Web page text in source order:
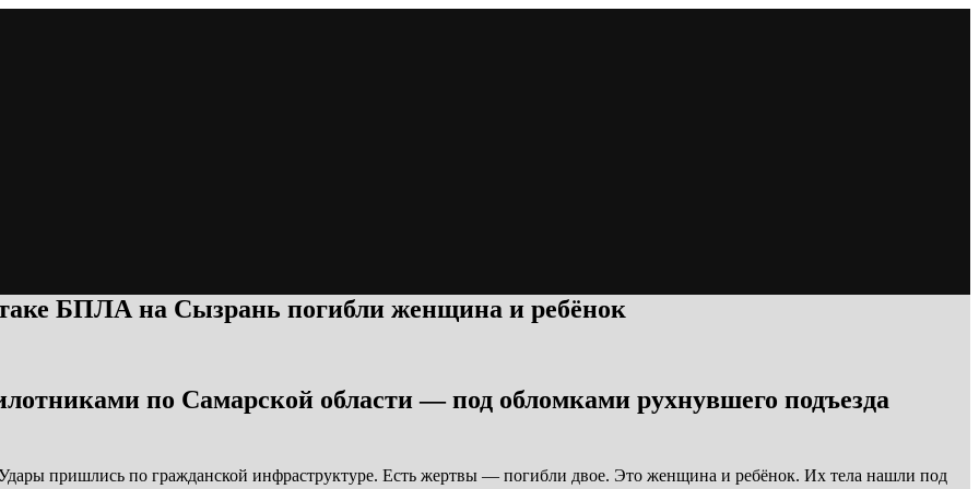
БПЛА на Сызрань погибли женщина и ребёнок
по Самарской области — под обломками рухнувшего подъезда
пришлись по гражданской инфраструктуре. Есть жертвы — погибли двое. Это женщина и ребёнок. Их тела нашли под